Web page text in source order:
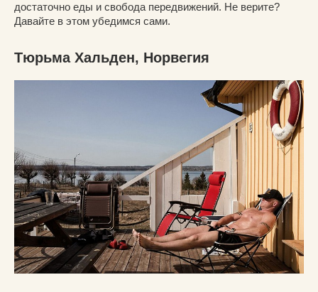
достаточно еды и свобода передвижений. Не верите?
Давайте в этом убедимся сами.
Тюрьма Хальден, Норвегия